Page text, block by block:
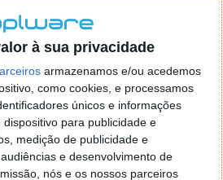
à sua privacidade
armazenamos e/ou acedemos
como cookies, e processamos
únicos e informações
para publicidade e
medição de publicidade e
e desenvolvimento de
nós e os nossos parceiros
n se encontra la nada k me permita por
browser predefenido
Ja percorri o painel
explorer na tentativa de forçar o uso do
vao. Kaso te lembres de outra dica fico
contrario obrigado a mesma
de Novembro de 2005 às 01:39